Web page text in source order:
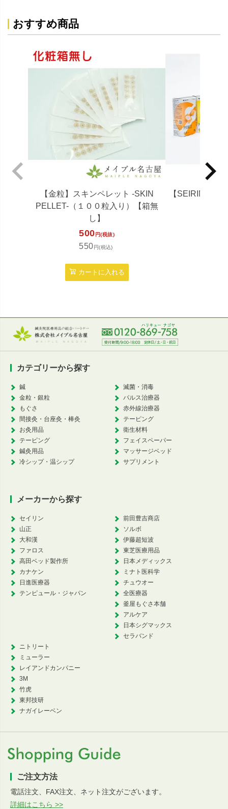
おすすめ商品
【金粒】スキンペレット -SKIN
PELLET-（１００粒入り）【箱無
し】
500 円(税抜)
550円(税込)
カートに入れる
【SEIRIN】パ
カテゴリーから探す
鍼
金粒・銀粒
もぐさ
間接灸・台座灸・棒灸
お灸用品
テーピング
鍼灸用品
冷シップ・温シップ
滅菌・消毒
パルス治療器
赤外線治療器
テーピング
衛生材料
フェイスペーパー
マッサージベッド
サプリメント
メーカーから探す
セイリン
山正
大和漢
ファロス
高田ベッド製作所
カナケン
日進医療器
テンピュール・ジャパン
前田豊吉商店
ソルボ
伊藤超短波
東芝医療用品
日本メディックス
ミナト医科学
チュウオー
全医療器
釜屋もぐさ本舗
アルケア
日本シグマックス
セラバンド
ニトリート
ミューラー
レイアンドカンパニー
3M
竹虎
東邦技研
ナガイレーベン
ご注文方法
電話注文、FAX注文、ネット注文がございます。
詳細はこちら >>